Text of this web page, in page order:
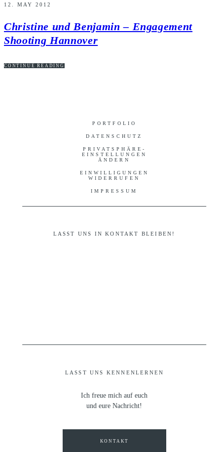
12. MAY 2012
Christine und Benjamin – Engagement
Shooting Hannover
CONTINUE READING
PORTFOLIO
DATENSCHUTZ
PRIVATSPHÄRE-
EINSTELLUNGEN
ÄNDERN
EINWILLIGUNGEN
WIDERRUFEN
IMPRESSUM
LASST UNS KENNENLERNEN
LASST UNS IN KONTAKT BLEIBEN!
Ich freue mich auf euch
und eure Nachricht!
KONTAKT